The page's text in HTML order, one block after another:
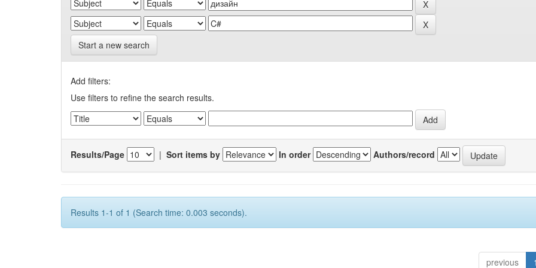
Start a new search
Add filters:
Use filters to refine the search results.
Results/Page | Sort items by In order Authors/record
Results 1-1 of 1 (Search time: 0.003 seconds).
previous 1